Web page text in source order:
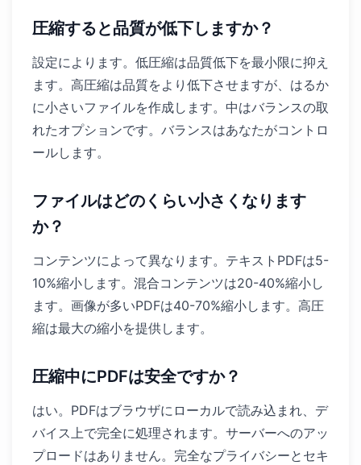
圧縮すると品質が低下しますか？
設定によります。低圧縮は品質低下を最小限に抑え
ます。高圧縮は品質をより低下させますが、はるか
に小さいファイルを作成します。中はバランスの取
れたオプションです。バランスはあなたがコントロ
ールします。
ファイルはどのくらい小さくなります
か？
コンテンツによって異なります。テキストPDFは5-
10%縮小します。混合コンテンツは20-40%縮小し
ます。画像が多いPDFは40-70%縮小します。高圧
縮は最大の縮小を提供します。
圧縮中にPDFは安全ですか？
はい。PDFはブラウザにローカルで読み込まれ、デ
バイス上で完全に処理されます。サーバーへのアッ
プロードはありません。完全なプライバシーとセキ